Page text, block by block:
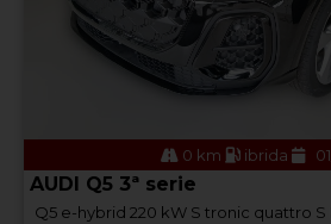
0 km ibrida
AUDI Q5 3ª serie
Q5 e-hybrid 220 kW S tronic quattro S